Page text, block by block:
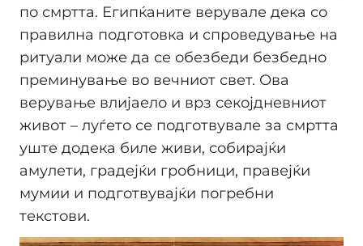
по смртта. Египќаните верувале дека со
правилна подготовка и спроведување на
ритуали може да се обезбеди безбедно
преминување во вечниот свет. Ова
верување влијаело и врз секојдневниот
живот – луѓето се подготвувале за смртта
уште додека биле живи, собирајќи
амулети, градeјќи гробници, правејќи
мумии и подготвувајќи погребни
текстови.